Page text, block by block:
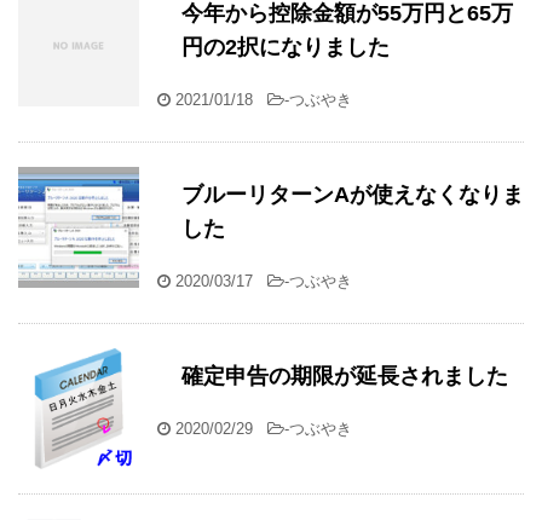
今年から控除金額が55万円と65万
円の2択になりました
2021/01/18 -つぶやき
ブルーリターンAが使えなくなりま
した
2020/03/17 -つぶやき
確定申告の期限が延長されました
2020/02/29 -つぶやき